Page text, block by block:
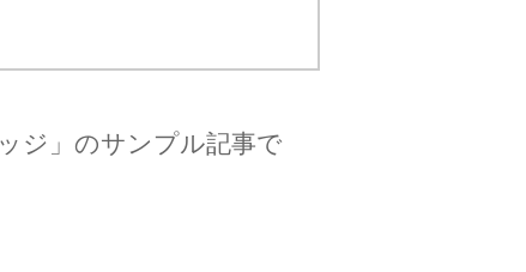
ジ」のサンプル記事で